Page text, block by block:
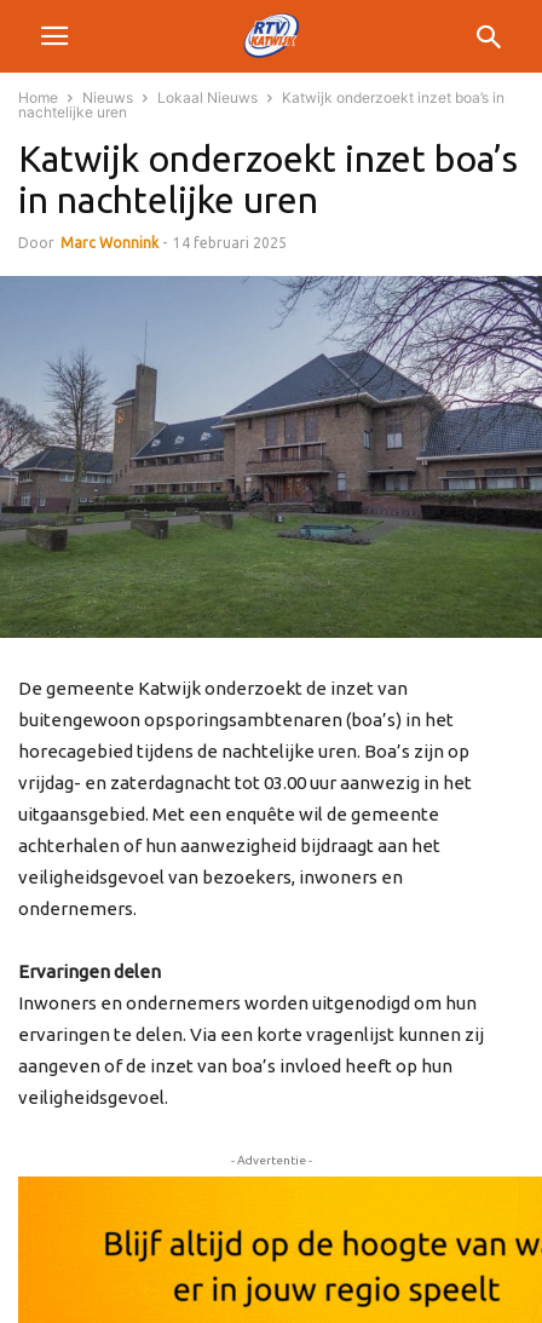
Home Nieuws Lokaal Nieuws
Katwijk onderzoekt inzet boa’s in
nachtelijke uren
Katwijk onderzoekt inzet boa’s
in nachtelijke uren
Door Marc Wonnink - 14 februari 2025
De gemeente Katwijk onderzoekt de inzet van
buitengewoon opsporingsambtenaren (boa’s) in het
horecagebied tijdens de nachtelijke uren. Boa’s zijn op
vrijdag- en zaterdagnacht tot 03.00 uur aanwezig in het
uitgaansgebied. Met een enquête wil de gemeente
achterhalen of hun aanwezigheid bijdraagt aan het
veiligheidsgevoel van bezoekers, inwoners en
ondernemers.
Ervaringen delen
Inwoners en ondernemers worden uitgenodigd om hun
ervaringen te delen. Via een korte vragenlijst kunnen zij
aangeven of de inzet van boa’s invloed heeft op hun
veiligheidsgevoel.
- Advertentie -